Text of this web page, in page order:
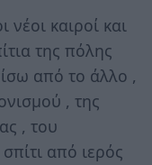
καιροί και
της πόλης
από το άλλο ,
, της
, του
από ιερός